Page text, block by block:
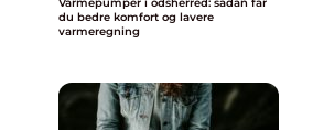
du bedre komfort og lavere
varmeregning